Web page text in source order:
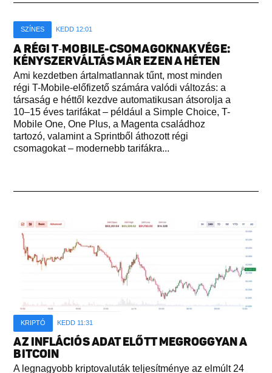
SZÍNES KEDD 12:01
A RÉGI T‑MOBILE-CSOMAGOKNAK VÉGE:
KÉNYSZERVÁLTÁS MÁR EZEN A HÉTEN
Ami kezdetben ártalmatlannak tűnt, most minden
régi T-Mobile-előfizető számára valódi változás: a
társaság e héttől kezdve automatikusan átsorolja a
10–15 éves tarifákat – például a Simple Choice, T-
Mobile One, One Plus, a Magenta családhoz
tartozó, valamint a Sprintből áthozott régi
csomagokat – modernebb tarifákra...
KRIPTÓ KEDD 11:31
AZ INFLÁCIÓS ADAT ELŐTT MEGROGGYAN A
BITCOIN
A legnagyobb kriptovaluták teljesítménye az elmúlt 24